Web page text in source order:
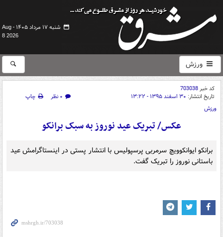
شنبه ۱۷ مرداد ۱۴۰۵ -
Aug
8 2026
ورزش
کد خبر703038
تاریخ انتشار: ۳۰ اسفند ۱۳۹۵ - ۱۳:۲۲ ۰ نظر
چاپ
ورزش
عکس/ تبریک عید نوروز به سبک برانکو
برانکو ایوانکوویچ سرمربی پرسپولیس با انتشار پستی در اینستاگرامش عید
باستانی نوروز را تبریک گفت.